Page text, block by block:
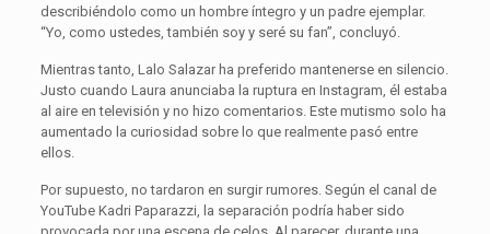
describiéndolo como un hombre íntegro y un padre ejemplar.
“Yo, como ustedes, también soy y seré su fan”, concluyó.
Mientras tanto, Lalo Salazar ha preferido mantenerse en silencio.
Justo cuando Laura anunciaba la ruptura en Instagram, él estaba
al aire en televisión y no hizo comentarios. Este mutismo solo ha
aumentado la curiosidad sobre lo que realmente pasó entre
ellos.
Por supuesto, no tardaron en surgir rumores. Según el canal de
YouTube Kadri Paparazzi, la separación podría haber sido
provocada por una escena de celos. Al parecer, durante una